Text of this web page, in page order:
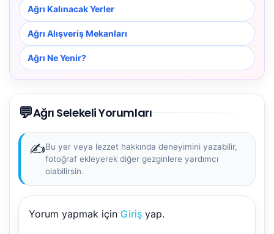
Ağrı Kalınacak Yerler
Ağrı Alışveriş Mekanları
Ağrı Ne Yenir?
💬Ağrı Selekeli Yorumları
✍️Bu yer veya lezzet hakkında deneyimini yazabilir,
fotoğraf ekleyerek diğer gezginlere yardımcı
olabilirsin.
Yorum yapmak için Giriş yap.
NBY Akıllı Asistan
AI kullanmadan, sitedeki gerçek yerlerle akıllı rota
önerir.
Şehir / ilçe